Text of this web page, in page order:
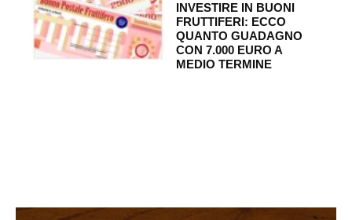
INVESTIRE IN BUONI
FRUTTIFERI: ECCO
QUANTO GUADAGNO
CON 7.000 EURO A
MEDIO TERMINE